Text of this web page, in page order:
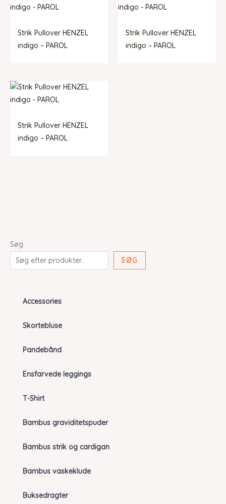
Søg
SØG
Accessories
Skortebluse
Pandebånd
Ensfarvede leggings
T-Shirt
Bambus graviditetspuder
Bambus strik og cardigan
Bambus vaskeklude
Buksedragter
Strik Pullover HENZEL
indigo – PAROL
Strik Pullover HENZEL
indigo – PAROL
Strik Pullover HENZEL
indigo – PAROL